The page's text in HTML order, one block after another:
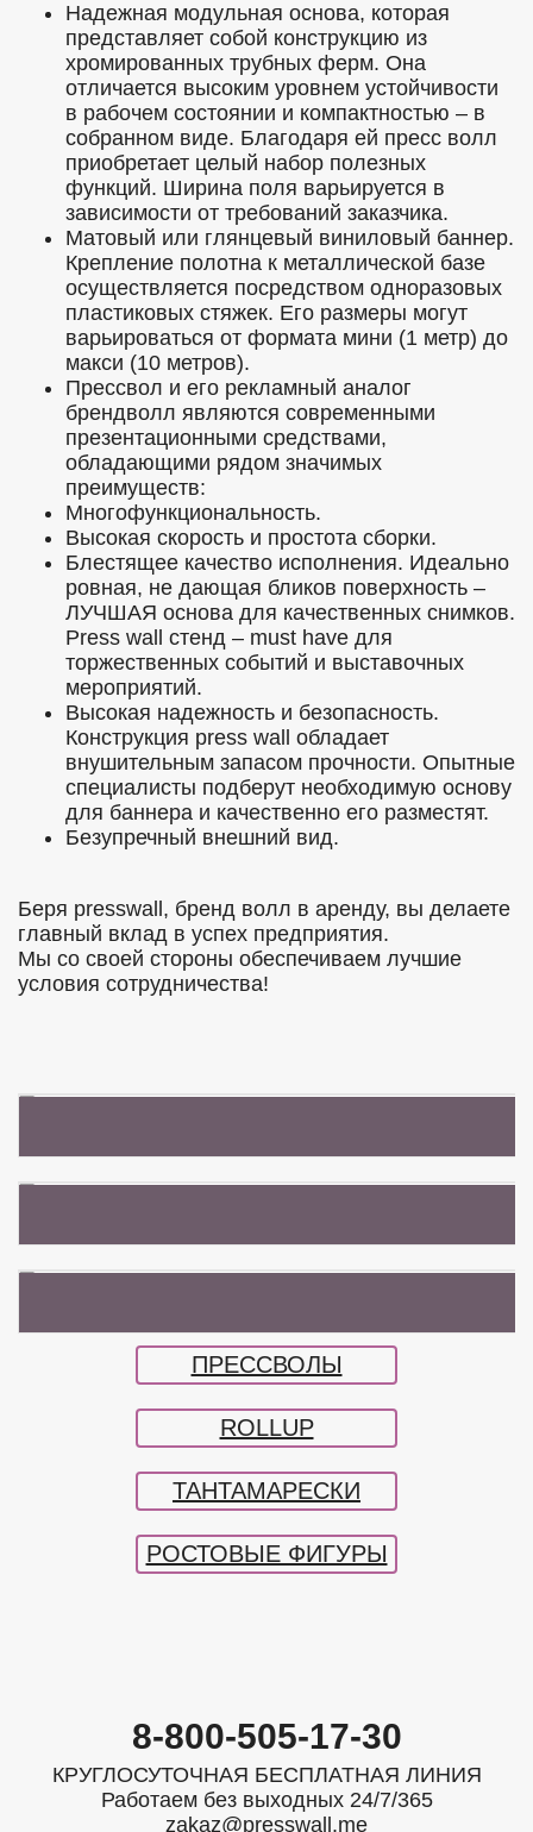
Надежная модульная основа, которая
представляет собой конструкцию из
хромированных трубных ферм. Она
отличается высоким уровнем устойчивости
в рабочем состоянии и компактностью – в
собранном виде. Благодаря ей пресс волл
приобретает целый набор полезных
функций. Ширина поля варьируется в
зависимости от требований заказчика.
Матовый или глянцевый виниловый баннер.
Крепление полотна к металлической базе
осуществляется посредством одноразовых
пластиковых стяжек. Его размеры могут
варьироваться от формата мини (1 метр) до
макси (10 метров).
Прессвол и его рекламный аналог
брендволл являются современными
презентационными средствами,
обладающими рядом значимых
преимуществ:
Многофункциональность.
Высокая скорость и простота сборки.
Блестящее качество исполнения. Идеально
ровная, не дающая бликов поверхность –
ЛУЧШАЯ основа для качественных снимков.
Press wall стенд – must have для
торжественных событий и выставочных
мероприятий.
Высокая надежность и безопасность.
Конструкция press wall обладает
внушительным запасом прочности. Опытные
специалисты подберут необходимую основу
для баннера и качественно его разместят.
Безупречный внешний вид.
Беря presswall, бренд волл в аренду, вы делаете
главный вклад в успех предприятия.
Мы со своей стороны обеспечиваем лучшие
условия сотрудничества!
ПРЕССВОЛЫ
ROLLUP
ТАНТАМАРЕСКИ
РОСТОВЫЕ ФИГУРЫ
8-800-505-17-30
КРУГЛОСУТОЧНАЯ БЕСПЛАТНАЯ ЛИНИЯ
Работаем без выходных 24/7/365
zakaz@presswall.me